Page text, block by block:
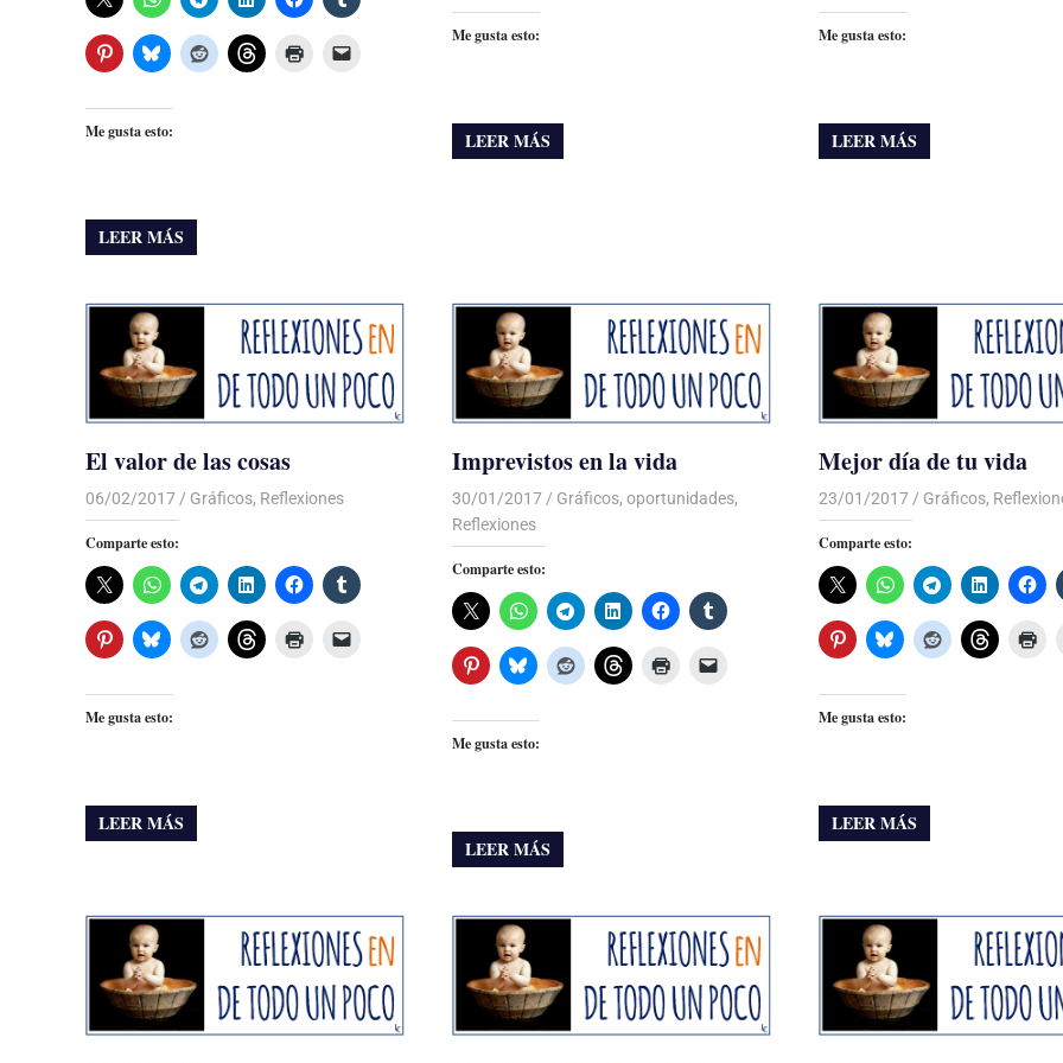
Me gusta esto:
LEER MÁS
Me gusta esto:
LEER MÁS
Me gusta esto:
LEER MÁS
El valor de las cosas
06/02/2017 Luis Castellanos
Gráficos, Reflexiones
Comparte esto:
Me gusta esto:
LEER MÁS
Imprevistos en la vida
30/01/2017 Luis Castellanos
Gráficos, oportunidades,
Reflexiones
Comparte esto:
Me gusta esto:
LEER MÁS
Mejor día de tu vida
23/01/2017 Luis Castellanos
Gráficos,
Comparte esto:
Me gusta esto:
LEER MÁS